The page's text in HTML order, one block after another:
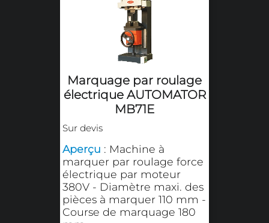
Roulage sur métal
Produits de la même